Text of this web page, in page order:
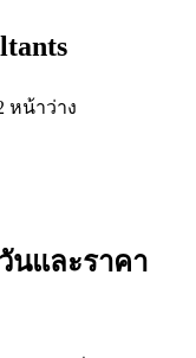
หน้าว่าง
นและราคา